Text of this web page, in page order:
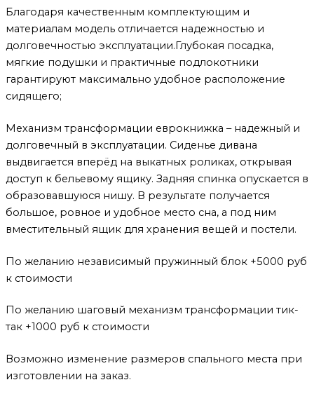
Благодаря качественным комплектующим и
материалам модель отличается надежностью и
долговечностью эксплуатации.Глубокая посадка,
мягкие подушки и практичные подлокотники
гарантируют максимально удобное расположение
сидящего;
Механизм трансформации еврокнижка – надежный и
долговечный в эксплуатации. Сиденье дивана
выдвигается вперёд на выкатных роликах, открывая
доступ к бельевому ящику. Задняя спинка опускается в
образовавшуюся нишу. В результате получается
большое, ровное и удобное место сна, а под ним
вместительный ящик для хранения вещей и постели.
По желанию независимый пружинный блок +5000 руб
к стоимости
По желанию шаговый механизм трансформации тик-
так +1000 руб к стоимости
Возможно изменение размеров спального места при
изготовлении на заказ.